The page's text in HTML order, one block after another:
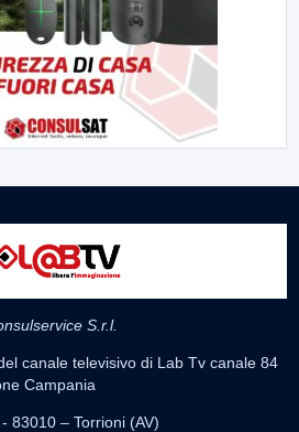
S.r.l.
canale televisivo di Lab Tv canale 84
Campania
83010 – Torrioni (AV)